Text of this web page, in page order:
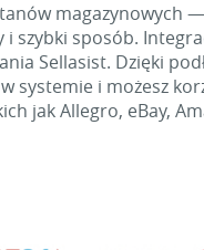
sposób.
Sellasist. Dzięki
systemie i możesz
jak Allegro, eBay,